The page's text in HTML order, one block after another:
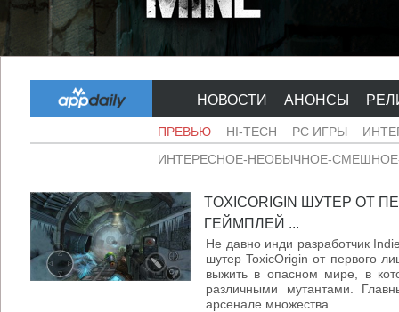
НОВОСТИ АНОНСЫ
ПРЕВЬЮ HI-TECH PC ИГРЫ
ИНТЕРЕСНОЕ-НЕОБЫЧНОЕ-
TOXICORIGIN ШУТЕР ОТ
ГЕЙМПЛЕЙ ...
Не давно инди разработчик
шутер ToxicOrigin от первого
выжить в опасном мире, в
различными мутантами.
арсенале множества ...